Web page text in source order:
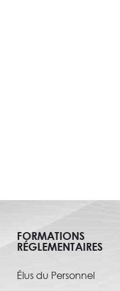
FORMATIONS
RÉGLEMENTAIRES
Élus du Personnel